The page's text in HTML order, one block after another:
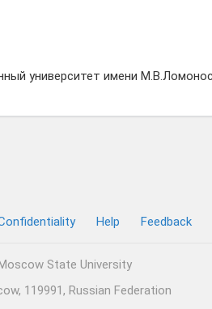
университет имени
Help Feedback
State University
119991, Russian Federation